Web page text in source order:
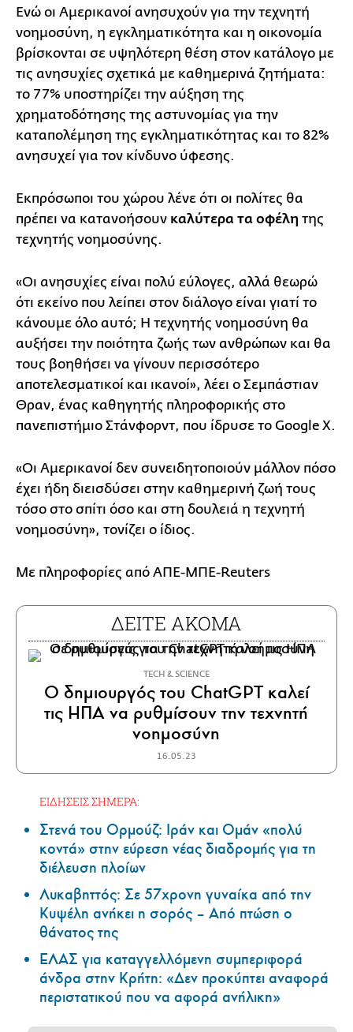
Ενώ οι Αμερικανοί ανησυχούν για την τεχνητή
νοημοσύνη, η εγκληματικότητα και η οικονομία
βρίσκονται σε υψηλότερη θέση στον κατάλογο με
τις ανησυχίες σχετικά με καθημερινά ζητήματα:
το 77% υποστηρίζει την αύξηση της
χρηματοδότησης της αστυνομίας για την
καταπολέμηση της εγκληματικότητας και το 82%
ανησυχεί για τον κίνδυνο ύφεσης.
Εκπρόσωποι του χώρου λένε ότι οι πολίτες θα
πρέπει να κατανοήσουν καλύτερα τα οφέλη της
τεχνητής νοημοσύνης.
«Οι ανησυχίες είναι πολύ εύλογες, αλλά θεωρώ
ότι εκείνο που λείπει στον διάλογο είναι γιατί το
κάνουμε όλο αυτό; Η τεχνητής νοημοσύνη θα
αυξήσει την ποιότητα ζωής των ανθρώπων και θα
τους βοηθήσει να γίνουν περισσότερο
αποτελεσματικοί και ικανοί», λέει ο Σεμπάστιαν
Θραν, ένας καθηγητής πληροφορικής στο
πανεπιστήμιο Στάνφορντ, που ίδρυσε το Google X.
«Οι Αμερικανοί δεν συνειδητοποιούν μάλλον πόσο
έχει ήδη διεισδύσει στην καθημερινή ζωή τους
τόσο στο σπίτι όσο και στη δουλειά η τεχνητή
νοημοσύνη», τονίζει ο ίδιος.
Με πληροφορίες από ΑΠΕ-ΜΠΕ-Reuters
ΔΕΙΤΕ ΑΚΟΜΑ
ΤECH & SCIENCE
Ο δημιουργός του ChatGPT καλεί
τις ΗΠΑ να ρυθμίσουν την τεχνητή
νοημοσύνη
16.05.23
ΕΙΔΗΣΕΙΣ ΣΗΜΕΡΑ:
Στενά του Ορμούζ: Ιράν και Ομάν «πολύ
κοντά» στην εύρεση νέας διαδρομής για τη
διέλευση πλοίων
Λυκαβηττός: Σε 57χρονη γυναίκα από την
Κυψέλη ανήκει η σορός – Από πτώση ο
θάνατος της
ΕΛΑΣ για καταγγελλόμενη συμπεριφορά
άνδρα στην Κρήτη: «Δεν προκύπτει αναφορά
περιστατικού που να αφορά ανήλικη»